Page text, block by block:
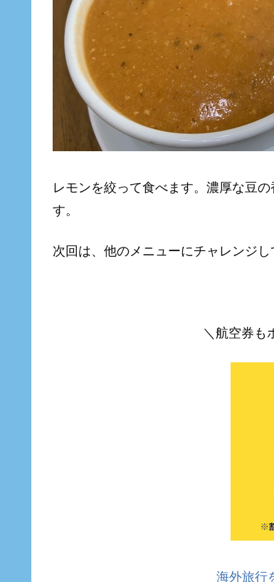
レモンを絞って食べます。濃厚な豆
す。
次回は、他のメニューにチャレンジし
＼航空券も
海外旅行